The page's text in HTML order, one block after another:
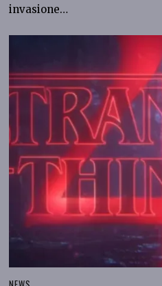
invasione…